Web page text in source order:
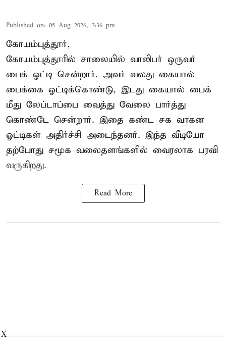
Published on: 05 Aug 2026, 3:36 pm
கோயம்புத்தூர்,
கோயம்புத்தூரில் சாலையில் வாலிபர் ஒருவர்
பைக் ஓட்டி சென்றார். அவர் வலது கையால்
பைக்கை ஓட்டிக்கொண்டு, இடது கையால் பைக்
மீது லேப்டாப்பை வைத்து வேலை பார்த்து
கொண்டே சென்றார். இதை கண்ட சக வாகன
ஓட்டிகள் அதிர்ச்சி அடைந்தனர். இந்த வீடியோ
தற்போது சமூக வலைதளங்களில் வைரலாக பரவி
வருகிறது.
Read More
X